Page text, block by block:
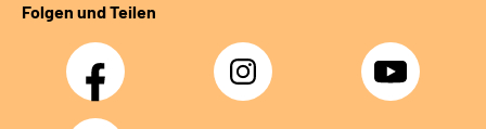
Folgen und Teilen
Facebook Instagram YouTube